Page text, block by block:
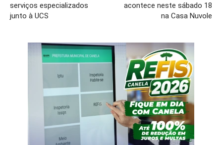
serviços especializados
junto à UCS
acontece neste sábado 18
na Casa Nuvole